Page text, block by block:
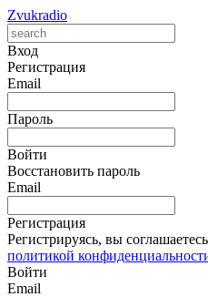
Zvukradio
Вход
Регистрация
Email
Пароль
Войти
Восстановить пароль
Email
Регистрация
Регистрируясь, вы
политикой
Войти
Email